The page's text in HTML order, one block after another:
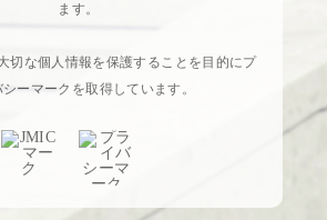
ます。
切な個人情報を保護することを目的にプ
ーマークを取得しています。